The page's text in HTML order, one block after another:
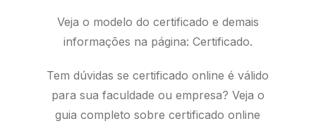
Veja o modelo do certificado e demais
informações na página: Certificado.
Tem dúvidas se certificado online é válido
para sua faculdade ou empresa? Veja o
guia completo sobre certificado online